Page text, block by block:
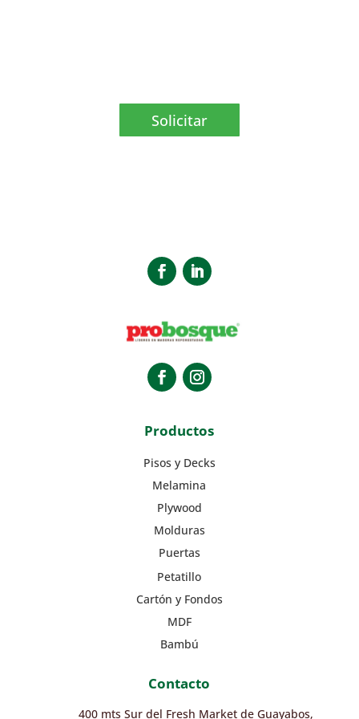
Solicitar
Productos
Pisos y Decks
Melamina
Plywood
Molduras
Puertas
Petatillo
Cartón y Fondos
MDF
Bambú
Contacto
400 mts Sur del Fresh Market de Guayabos,